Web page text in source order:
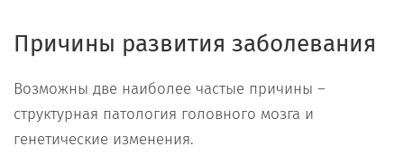
Причины развития заболевания
Возможны две наиболее частые причины –
структурная патология головного мозга и
генетические изменения.